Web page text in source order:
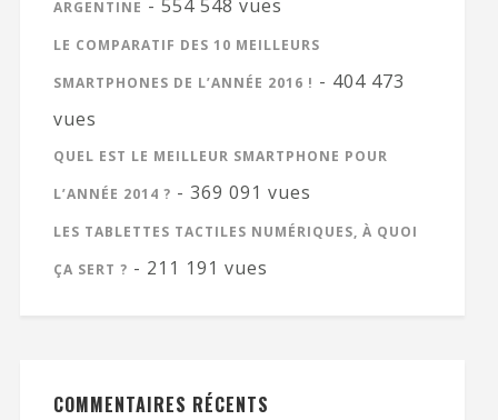
ARGENTINE - 554 548 vues
LE COMPARATIF DES 10 MEILLEURS
SMARTPHONES DE L’ANNÉE 2016 ! - 404 473
vues
QUEL EST LE MEILLEUR SMARTPHONE POUR
L’ANNÉE 2014 ? - 369 091 vues
LES TABLETTES TACTILES NUMÉRIQUES, À QUOI
ÇA SERT ? - 211 191 vues
COMMENTAIRES RÉCENTS